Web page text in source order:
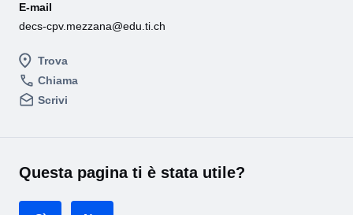
Trova
Chiama
Scrivi
E-mail
decs-cpv.mezzana@edu.ti.ch
Questa pagina ti è stata utile?